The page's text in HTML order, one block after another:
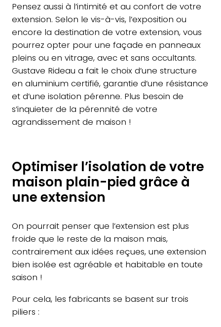
Pensez aussi à l’intimité et au confort de votre
extension. Selon le vis-à-vis, l’exposition ou
encore la destination de votre extension, vous
pourrez opter pour une façade en panneaux
pleins ou en vitrage, avec et sans occultants.
Gustave Rideau a fait le choix d’une structure
en aluminium certifié, garantie d’une résistance
et d’une isolation pérenne. Plus besoin de
s’inquieter de la pérennité de votre
agrandissement de maison !
Optimiser l’isolation de votre
maison plain-pied grâce à
une extension
On pourrait penser que l’extension est plus
froide que le reste de la maison mais,
contrairement aux idées reçues, une extension
bien isolée est agréable et habitable en toute
saison !
Pour cela, les fabricants se basent sur trois
piliers :